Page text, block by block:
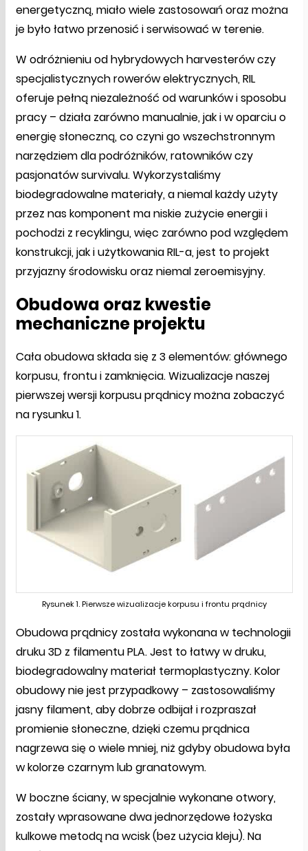
energetyczną, miało wiele zastosowań oraz można
je było łatwo przenosić i serwisować w terenie.
W odróżnieniu od hybrydowych harvesterów czy
specjalistycznych rowerów elektrycznych, RIL
oferuje pełną niezależność od warunków i sposobu
pracy – działa zarówno manualnie, jak i w oparciu o
energię słoneczną, co czyni go wszechstronnym
narzędziem dla podróżników, ratowników czy
pasjonatów survivalu. Wykorzystaliśmy
biodegradowalne materiały, a niemal każdy użyty
przez nas komponent ma niskie zużycie energii i
pochodzi z recyklingu, więc zarówno pod względem
konstrukcji, jak i użytkowania RIL-a, jest to projekt
przyjazny środowisku oraz niemal zeroemisyjny.
Obudowa oraz kwestie
mechaniczne projektu
Cała obudowa składa się z 3 elementów: głównego
korpusu, frontu i zamknięcia. Wizualizacje naszej
pierwszej wersji korpusu prądnicy można zobaczyć
na rysunku 1.
Rysunek 1. Pierwsze wizualizacje korpusu i frontu prądnicy
Obudowa prądnicy została wykonana w technologii
druku 3D z filamentu PLA. Jest to łatwy w druku,
biodegradowalny materiał termoplastyczny. Kolor
obudowy nie jest przypadkowy – zastosowaliśmy
jasny filament, aby dobrze odbijał i rozpraszał
promienie słoneczne, dzięki czemu prądnica
nagrzewa się o wiele mniej, niż gdyby obudowa była
w kolorze czarnym lub granatowym.
W boczne ściany, w specjalnie wykonane otwory,
zostały wprasowane dwa jednorzędowe łożyska
kulkowe metodą na wcisk (bez użycia kleju). Na